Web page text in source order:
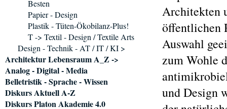
Architekten
öffentlichen
Auswahl
zum Wohle
und Design
Besten
Papier - Design
Plastik - Tüten-Ökobilanz-Plus!
T -> Textil - Design / Textile Arts
Design - Technik - AT / IT / KI >
Architektur Lebensraum A_Z ->
Analog - Digital - Media
Belletristik - Sprache - Wissen
Diskurs Aktuell A-Z
Diskurs Platon Akademie 4.0